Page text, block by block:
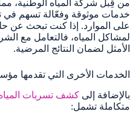
من قِبل شركة المياه الوطنية،
خدمات موثوقة وفعّالة تسهم في
على الموارد. إذا كنت تبحث عن
لمشاكل المياه، فالتعامل مع
الأمثل لضمان النتائج المرضية.
الخدمات الأخرى التي تقدمها
بالإضافة إلى كشف تسربات
متكاملة تشمل: